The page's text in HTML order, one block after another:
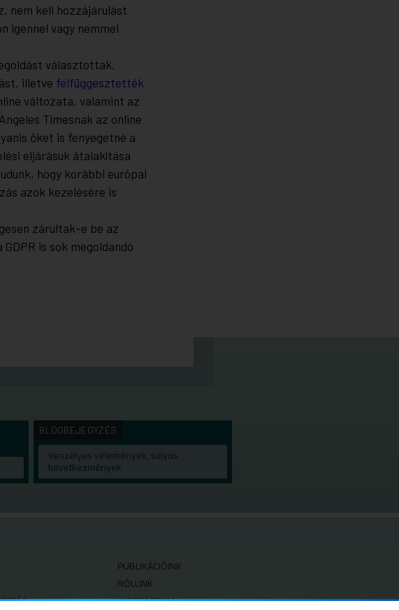
nem kell hozzájárulást
igennel vagy nemmel
választottak.
illetve felfüggesztették
változata, valamint az
Timesnak az online
őket is fenyegetné a
eljárásuk átalakítása
hogy korábbi európai
azok kezelésére is
zárultak-e be az
is sok megoldandó
BLOGBEJEGYZÉS
Veszélyes vélemények, súlyos
következmények
PUBLIKÁCIÓINK
RÓLUNK
IMPRESSZUM